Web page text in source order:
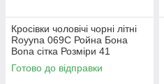
Кросівки чоловічі чорні літні
Royyna 069C Ройна Бона
Bona сітка Розміри 41
Готово до відправки